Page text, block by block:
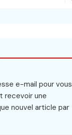
e-mail pour vous
recevoir une
nouvel article par